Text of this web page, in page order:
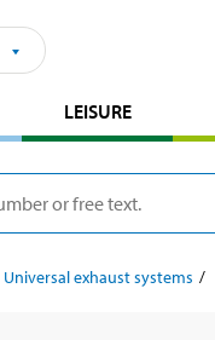
LEISURE
Universal exhaust systems